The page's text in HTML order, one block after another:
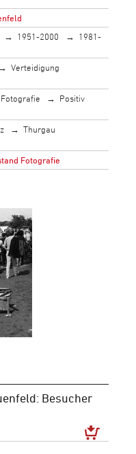
1951-2000
1981-
Verteidigung
Fotografie
Positiv
Thurgau
Fotografie
Besucher